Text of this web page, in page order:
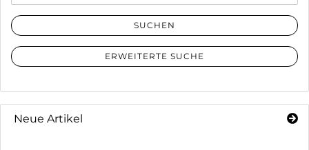
SUCHEN
ERWEITERTE SUCHE
Neue Artikel